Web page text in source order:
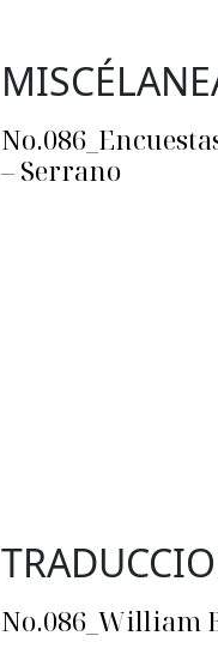
– Serrano
No.086_William